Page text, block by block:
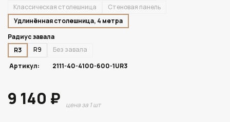
Классическая столешница
Стеновая панель
Удлинённая столешница, 4 метра
Радиус завала
R3
R9
Без завала
Артикул:
2111-40-4100-600-1UR3
9 140 ₽ цена за 1 шт